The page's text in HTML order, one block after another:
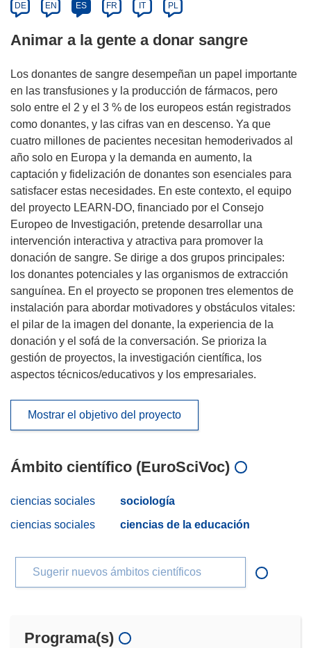
DE EN ES FR IT PL
Animar a la gente a donar sangre
Los donantes de sangre desempeñan un papel importante
en las transfusiones y la producción de fármacos, pero
solo entre el 2 y el 3 % de los europeos están registrados
como donantes, y las cifras van en descenso. Ya que
cuatro millones de pacientes necesitan hemoderivados al
año solo en Europa y la demanda en aumento, la
captación y fidelización de donantes son esenciales para
satisfacer estas necesidades. En este contexto, el equipo
del proyecto LEARN-DO, financiado por el Consejo
Europeo de Investigación, pretende desarrollar una
intervención interactiva y atractiva para promover la
donación de sangre. Se dirige a dos grupos principales:
los donantes potenciales y las organismos de extracción
sanguínea. En el proyecto se proponen tres elementos de
instalación para abordar motivadores y obstáculos vitales:
el pilar de la imagen del donante, la experiencia de la
donación y el sofá de la conversación. Se prioriza la
gestión de proyectos, la investigación científica, los
aspectos técnicos/educativos y los empresariales.
Mostrar el objetivo del proyecto
Ámbito científico (EuroSciVoc)
ciencias sociales
sociología
ciencias sociales
ciencias de la educación
Sugerir nuevos ámbitos científicos
Programa(s)